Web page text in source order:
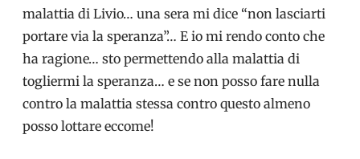
malattia di Livio… una sera mi dice “non lasciarti
portare via la speranza”… E io mi rendo conto che
ha ragione… sto permettendo alla malattia di
togliermi la speranza… e se non posso fare nulla
contro la malattia stessa contro questo almeno
posso lottare eccome!